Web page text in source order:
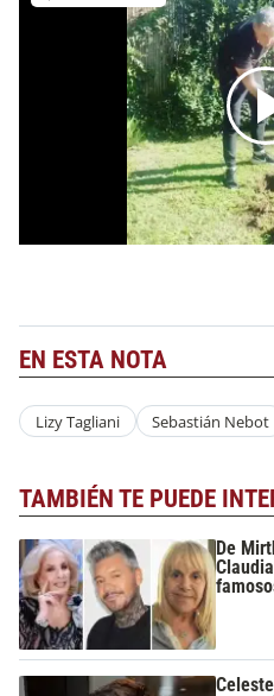
EN ESTA NOTA
Lizy Tagliani Sebastián Nebot
TAMBIÉN TE PUEDE
De